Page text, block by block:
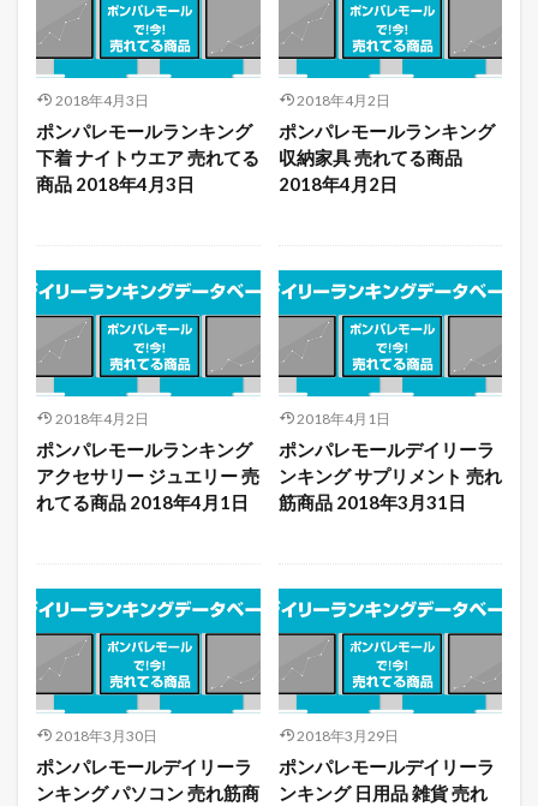
2018年4月3日
ポンパレモールランキング
下着 ナイトウエア 売れてる
商品 2018年4月3日
2018年4月2日
ポンパレモールランキング
収納家具 売れてる商品
2018年4月2日
2018年4月2日
ポンパレモールランキング
アクセサリー ジュエリー 売
れてる商品 2018年4月1日
2018年4月1日
ポンパレモールデイリーラ
ンキング サプリメント 売れ
筋商品 2018年3月31日
2018年3月30日
ポンパレモールデイリーラ
ンキング パソコン 売れ筋商
2018年3月29日
ポンパレモールデイリーラ
ンキング 日用品 雑貨 売れ